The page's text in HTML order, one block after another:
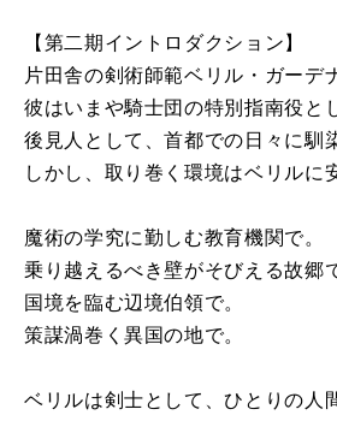
【第二期イントロダクション】
片田舎の剣術師範ベリル・ガーデ
彼はいまや騎士団の特別指南役と
後見人として、首都での日々に馴
しかし、取り巻く環境はベリルに
魔術の学究に勤しむ教育機関で。
乗り越えるべき壁がそびえる故郷
国境を臨む辺境伯領で。
策謀渦巻く異国の地で。
ベリルは剣士として、ひとりの人